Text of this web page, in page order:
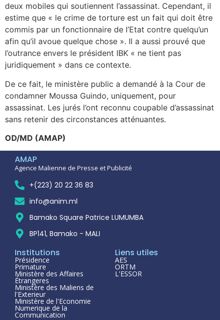
deux mobiles qui soutiennent l’assassinat. Cependant, il
estime que « le crime de torture est un fait qui doit être
commis par un fonctionnaire de l’Etat contre quelqu’un
afin qu’il avoue quelque chose ». Il a aussi prouvé que
l’outrance envers le président IBK « ne tient pas
juridiquement » dans ce contexte.
De ce fait, le ministère public a demandé à la Cour de
condamner Moussa Guindo, uniquement, pour
assassinat. Les jurés l’ont reconnu coupable d’assassinat
sans retenir des circonstances atténuantes.
OD/MD (AMAP)
AMAP
Agence Malienne de Presse et Publicité
+(223) 20 22 36 83
info@anim.ml
Bamako Square Patrice LUMUMBA
BP141, Bamako - MALI
Institutions
Présidence
Primature
Ministère des Affaires
Étrangeres
Ministère des Maliens de
l'Exterieur
Ministère de l'Economie
Numerique de la
Communication
Liens utiles
AES
ORTM
L'ESSOR